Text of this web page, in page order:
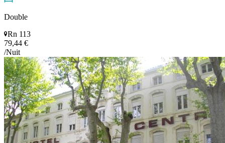
Double
Rn 113
79,44 €
/Nuit